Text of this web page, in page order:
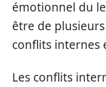
émotionnel du
être de
conflits internes
Les conflits